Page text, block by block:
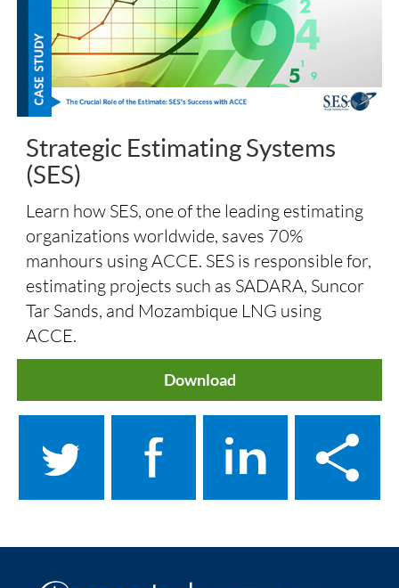
Strategic Estimating Systems
(SES)
Learn how SES, one of the leading estimating
organizations worldwide, saves 70%
manhours using ACCE. SES is responsible for,
estimating projects such as SADARA, Suncor
Tar Sands, and Mozambique LNG using
ACCE.
Download